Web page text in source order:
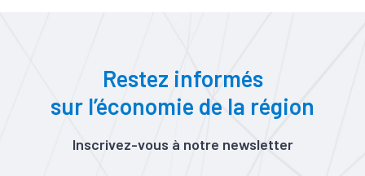
Restez informés
sur l’économie de la région
Inscrivez-vous à notre newsletter